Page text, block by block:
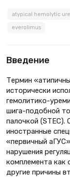
atypical hemolytic
everolimus
Введение
Термин
исторически
гемолитико-
шига-подобной
палочкой (STEC).
иностранные
«первичный
нарушения
комплемента как
другие причины